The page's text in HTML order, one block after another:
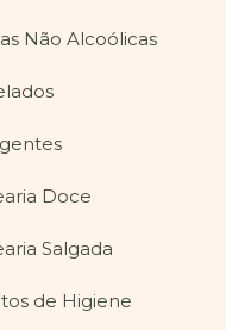
Não Alcoólicas
Doce
Salgada
de Higiene